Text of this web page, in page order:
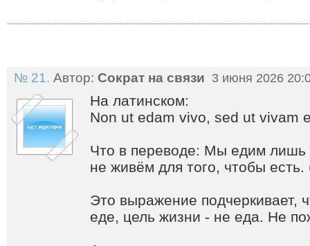
№ 21. Автор: Сократ на связи 3 июня 2026
На латинском:
Non ut edam vivo, sed ut vivam
Что в переводе: Мы едим лишь
не живём для того, чтобы есть.
Это выражение подчеркивает,
еде, цель жизни - не еда. Не